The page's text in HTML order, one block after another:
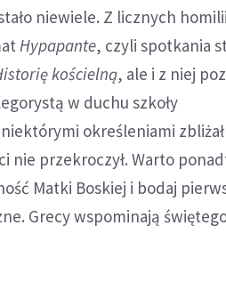
niewiele. Z licznych homilii
Hypapante, czyli spotkania
kościelną, ale i z niej
w duchu szkoły
określeniami zbliżał
nie przekroczył. Warto
Matki Boskiej i bodaj
Grecy wspominają